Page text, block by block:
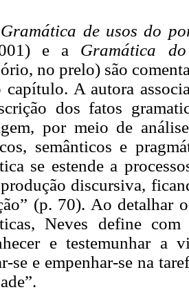
Gramática de usos do
e a Gramática
no prelo) são
capítulo. A autora
dos fatos
por meio de
semânticos e
se estende a
discursiva,
(p. 70). Ao detalhar
Neves definecom
e testemunhar a
se e empenhar-se na